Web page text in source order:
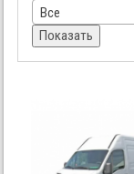
Все
Показать